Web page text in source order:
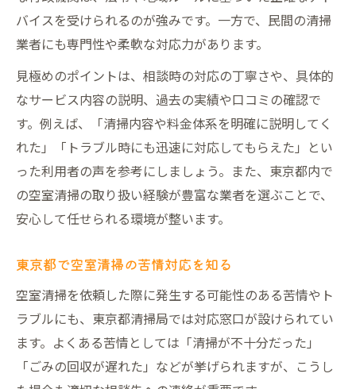
バイスを受けられるのが強みです。一方で、民間の清掃
業者にも専門性や柔軟な対応力があります。
見極めのポイントは、相談時の対応の丁寧さや、具体的
なサービス内容の説明、過去の実績や口コミの確認で
す。例えば、「清掃内容や料金体系を明確に説明してく
れた」「トラブル時にも迅速に対応してもらえた」とい
った利用者の声を参考にしましょう。また、東京都内で
の空室清掃の取り扱い経験が豊富な業者を選ぶことで、
安心して任せられる環境が整います。
東京都で空室清掃の苦情対応を知る
空室清掃を依頼した際に発生する可能性のある苦情やト
ラブルにも、東京都清掃局では対応窓口が設けられてい
ます。よくある苦情としては「清掃が不十分だった」
「ごみの回収が遅れた」などが挙げられますが、こうし